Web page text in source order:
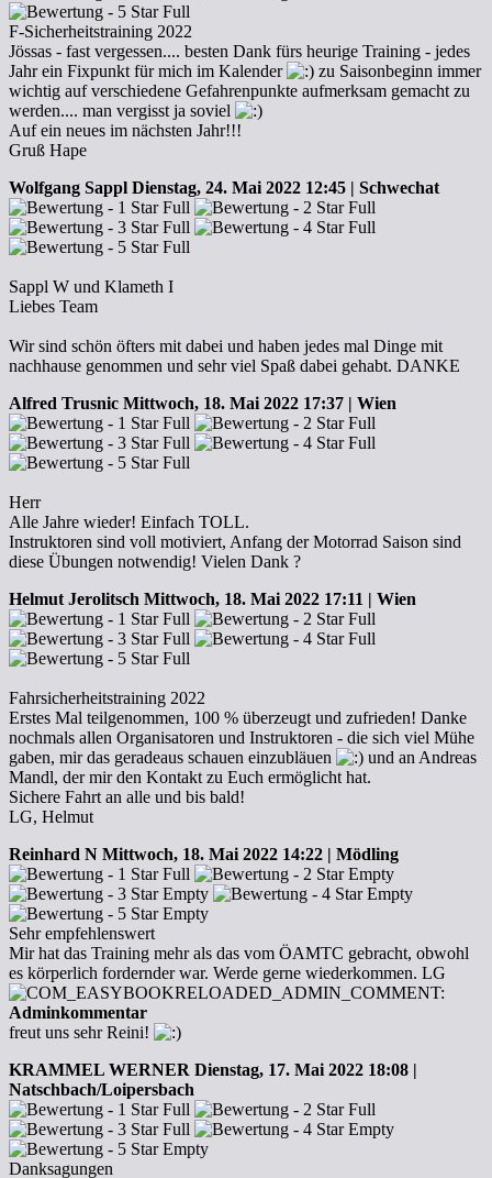
F-Sicherheitstraining 2022
Jössas - fast vergessen.... besten Dank fürs heurige Training - jedes
Jahr ein Fixpunkt für mich im Kalender
zu Saisonbeginn immer
wichtig auf verschiedene Gefahrenpunkte aufmerksam gemacht zu
werden.... man vergisst ja soviel
Auf ein neues im nächsten Jahr!!!
Gruß Hape
Wolfgang Sappl Dienstag, 24. Mai 2022 12:45 | Schwechat
Sappl W und Klameth I
Liebes Team
Wir sind schön öfters mit dabei und haben jedes mal Dinge mit
nachhause genommen und sehr viel Spaß dabei gehabt. DANKE
Alfred Trusnic Mittwoch, 18. Mai 2022 17:37 | Wien
Herr
Alle Jahre wieder! Einfach TOLL.
Instruktoren sind voll motiviert, Anfang der Motorrad Saison sind
diese Übungen notwendig! Vielen Dank ?
Helmut Jerolitsch Mittwoch, 18. Mai 2022 17:11 | Wien
Fahrsicherheitstraining 2022
Erstes Mal teilgenommen, 100 % überzeugt und zufrieden! Danke
nochmals allen Organisatoren und Instruktoren - die sich viel Mühe
gaben, mir das geradeaus schauen einzubläuen
und an Andreas
Mandl, der mir den Kontakt zu Euch ermöglicht hat.
Sichere Fahrt an alle und bis bald!
LG, Helmut
Reinhard N Mittwoch, 18. Mai 2022 14:22 | Mödling
Sehr empfehlenswert
Mir hat das Training mehr als das vom ÖAMTC gebracht, obwohl
es körperlich fordernder war. Werde gerne wiederkommen. LG
Adminkommentar
freut uns sehr Reini!
KRAMMEL WERNER Dienstag, 17. Mai 2022 18:08 |
Natschbach/Loipersbach
Danksagungen